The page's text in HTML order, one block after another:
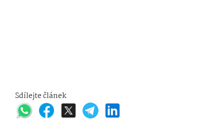
Sdílejte článek